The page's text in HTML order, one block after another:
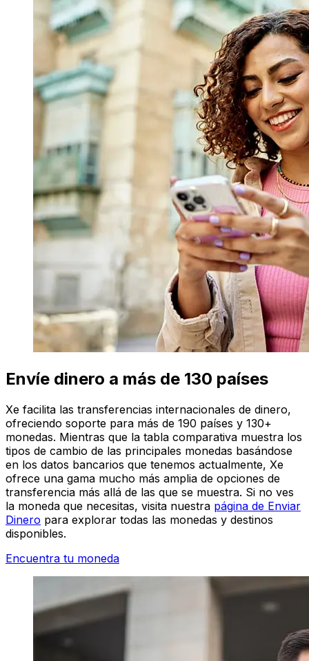
Envíe dinero a más de 130 países
Xe facilita las transferencias internacionales de dinero,
ofreciendo soporte para más de 190 países y 130+
monedas. Mientras que la tabla comparativa muestra los
tipos de cambio de las principales monedas basándose
en los datos bancarios que tenemos actualmente, Xe
ofrece una gama mucho más amplia de opciones de
transferencia más allá de las que se muestra. Si no ves
la moneda que necesitas, visita nuestra página de Enviar
Dinero para explorar todas las monedas y destinos
disponibles.
Encuentra tu moneda